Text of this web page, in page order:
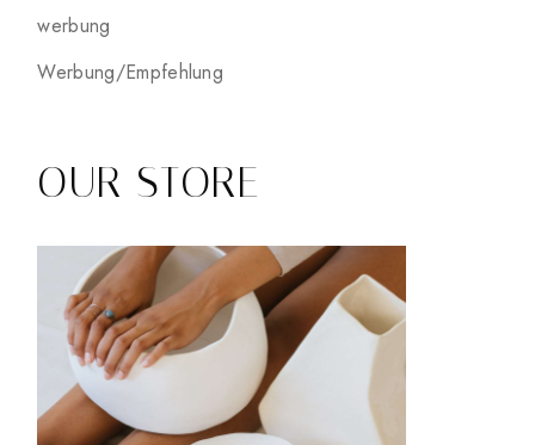
werbung
Werbung/Empfehlung
OUR STORE